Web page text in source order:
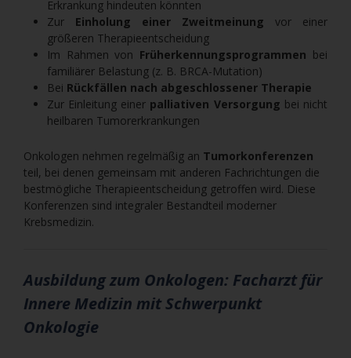
Erkrankung hindeuten könnten
Zur Einholung einer Zweitmeinung vor einer
größeren Therapieentscheidung
Im Rahmen von Früherkennungsprogrammen bei
familiärer Belastung (z. B. BRCA-Mutation)
Bei Rückfällen nach abgeschlossener Therapie
Zur Einleitung einer palliativen Versorgung bei nicht
heilbaren Tumorerkrankungen
Onkologen nehmen regelmäßig an Tumorkonferenzen
teil, bei denen gemeinsam mit anderen Fachrichtungen die
bestmögliche Therapieentscheidung getroffen wird. Diese
Konferenzen sind integraler Bestandteil moderner
Krebsmedizin.
Ausbildung zum Onkologen: Facharzt für
Innere Medizin mit Schwerpunkt
Onkologie